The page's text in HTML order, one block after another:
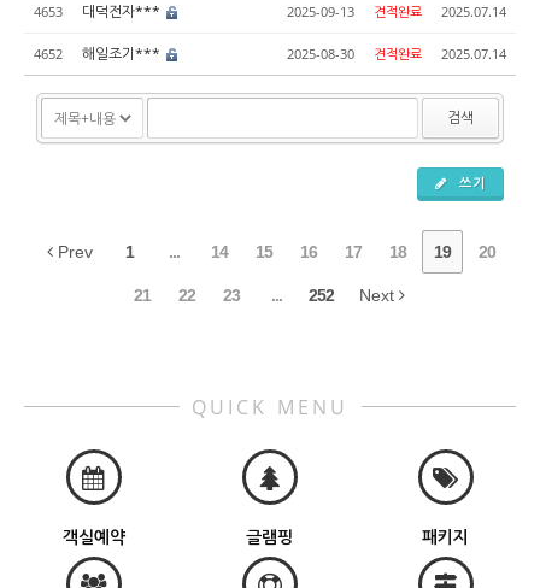
4653 대덕전자*** 2025-09-13 견적완료 2025.07.14
4652 해일조기*** 2025-08-30 견적완료 2025.07.14
검색
쓰기
Prev 1 ... 14 15 16 17 18 19 20
21 22 23 ... 252 Next
QUICK MENU
객실예약 글램핑 패키지